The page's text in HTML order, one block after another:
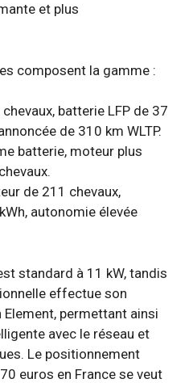
et plus
composent la gamme :
batterie LFP de 37
de 310 km WLTP.
batterie, moteur plus
de 211 chevaux,
autonomie élevée
standard à 11 kW, tandis
effectue son
permettant ainsi
avec le réseau et
Le positionnement
euros en France se veut